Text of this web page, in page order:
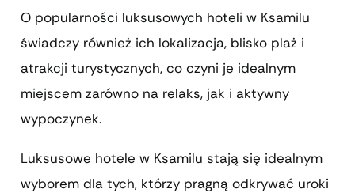
O popularności luksusowych hoteli w Ksamilu
świadczy również ich lokalizacja, blisko plaż i
atrakcji turystycznych, co czyni je idealnym
miejscem zarówno na relaks, jak i aktywny
wypoczynek.
Luksusowe hotele w Ksamilu stają się idealnym
wyborem dla tych, którzy pragną odkrywać uroki